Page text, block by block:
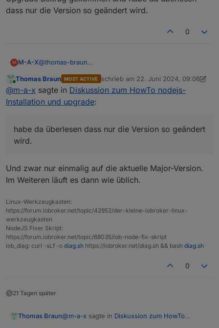
Releases werden im übrigen NICHT per nodejs-
update angepackt sondern wie üblich über
dass nur die Version so geändert wird.
0
M M-A-X@thomas-braun
Sorry. Bin über den 'uralten' Update Beitrag auf den
Upgrade Beitrag gekommen und habe da überlesen
dass nur die Version so geändert wird.
Thomas Braun MOST ACTIVE schrieb am 22. Juni 2024, 09:06
zuletzt editiert von Thomas Braun
@m-a-x sagte in Diskussion zum HowTo nodejs-
Installation und upgrade:
habe da überlesen dass nur die Version so geändert
wird.
Und zwar nur einmalig auf die aktuelle Major-Version.
Im Weiteren läuft es dann wie üblich.
Linux-Werkzeugkasten:
https://forum.iobroker.net/topic/42952/der-kleine-iobroker-linux-
werkzeugkasten
NodeJS Fixer Skript:
https://forum.iobroker.net/topic/68035/iob-node-fix-skript
iob_diag: curl -sLf -o diag.sh https://iobroker.net/diag.sh && bash diag.sh
0
21 Tagen später
Thomas Braun@m-a-x sagte in Diskussion zum HowTo